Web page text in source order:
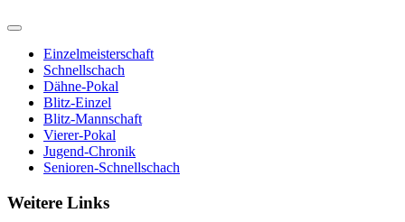
Einzelmeisterschaft
Schnellschach
Dähne-Pokal
Blitz-Einzel
Blitz-Mannschaft
Vierer-Pokal
Jugend-Chronik
Senioren-Schnellschach
Weitere Links